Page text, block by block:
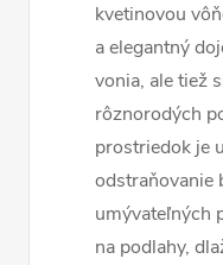
kvetinovou
a elegantný
vonia, ale tiež
rôznorodých
prostriedok je
odstraňovanie
umývateľných
na podlahy,